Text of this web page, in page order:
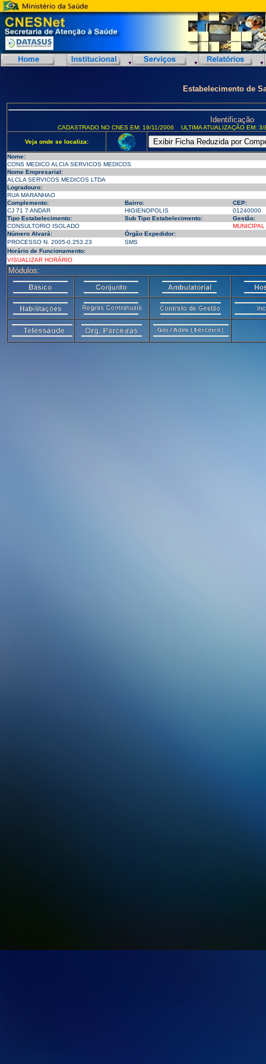
Estabelecimento de
Identificação
CADASTRADO NO CNES EM: 19/11/2006 ULTIMA ATUALIZAÇÃO EM:
Veja onde se localiza:
Nome:
CONS MEDICO ALCIA SERVICOS MEDICOS
Nome Empresarial:
ALCLA SERVICOS MEDICOS LTDA
Logradouro:
RUA MARANHAO
Complemento:
Bairro:
CEP:
CJ 71 7 ANDAR
HIGIENOPOLIS
01240000
Tipo Estabelecimento:
Sub Tipo Estabelecimento:
Gestão:
CONSULTORIO ISOLADO
MUNICIPAL
Número Alvará:
Órgão Expedidor:
PROCESSO N. 2005-0.253.23
SMS
Horário de Funcionamento:
VISUALIZAR HORÁRIO
Módulos: